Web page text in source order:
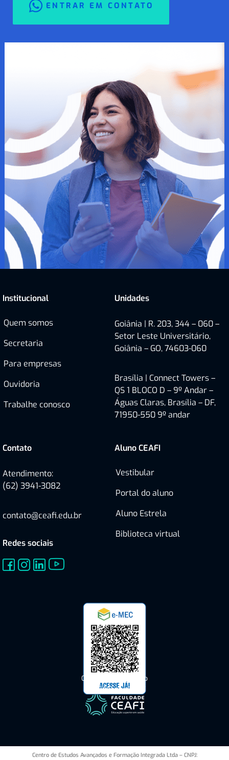
ENTRAR EM CONTATO
Institucional
Quem somos
Secretaria
Para empresas
Ouvidoria
Trabalhe conosco
Unidades
Goiânia | R. 203, 344 – 060 –
Setor Leste Universitário,
Goiânia – GO, 74603-060
Brasília | Connect Towers –
QS 1 BLOCO D – 9º Andar –
Águas Claras, Brasília – DF,
71950-550 9º andar
Contato
Atendimento:
(62) 3941-3082
contato@ceafi.edu.br
Redes sociais
Aluno CEAFI
Vestibular
Portal do aluno
Aluno Estrela
Biblioteca virtual
Consulte o Cadastro
do CEAFI no e-MEC
Centro de Estudos Avançados e Formação Integrada Ltda – CNPJ: